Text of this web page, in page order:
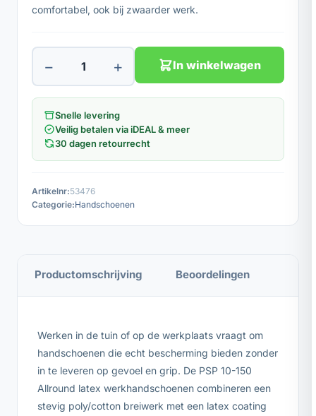
comfortabel, ook bij zwaarder werk.
− + In winkelwagen
Snelle levering
Veilig betalen via iDEAL & meer
30 dagen retourrecht
Artikelnr:53476
Categorie:Handschoenen
Productomschrijving Beoordelingen
Werken in de tuin of op de werkplaats vraagt om
handschoenen die echt bescherming bieden zonder
in te leveren op gevoel en grip. De PSP 10-150
Allround latex werkhandschoenen combineren een
stevig poly/cotton breiwerk met een latex coating